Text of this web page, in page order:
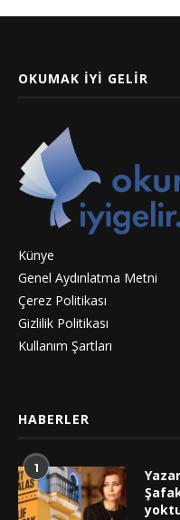
OKUMAK İYI GELIR
Künye
Genel Aydınlatma Metni
Çerez Politikası
Gizlilik Politikası
Kullanım Şartları
HABERLER
1